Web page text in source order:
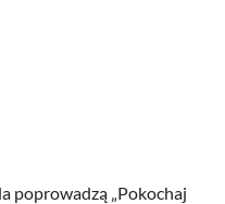
poprowadzą „Pokochaj